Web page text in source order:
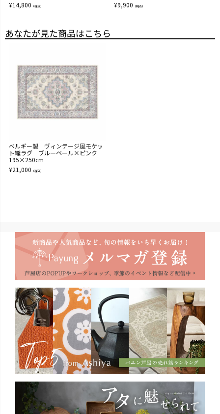
¥14,800 （税込）
¥9,900 （税込）
あなたが見た商品はこちら
ベルギー製 ヴィンテージ風モケッ
ト織ラグ ブルーペール×ピンク
195×250cm
¥21,000 （税込）